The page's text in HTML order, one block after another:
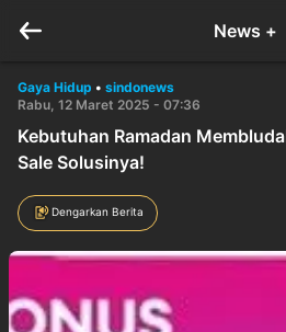
News +
Gaya Hidup • sindonews
Rabu, 12 Maret 2025 - 07:36
Kebutuhan Ramadan
Sale Solusinya!
Dengarkan Berita